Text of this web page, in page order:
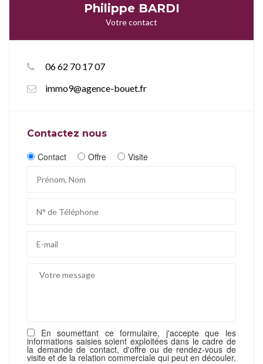
Philippe BARDI
Votre contact
06 62 70 17 07
immo9@agence-bouet.fr
Contactez nous
Contact Offre Visite
En soumettant ce formulaire, j'accepte que les
informations saisies soient exploitées dans le cadre de
la demande de contact, d'offre ou de rendez-vous de
visite et de la relation commerciale qui peut en découler.